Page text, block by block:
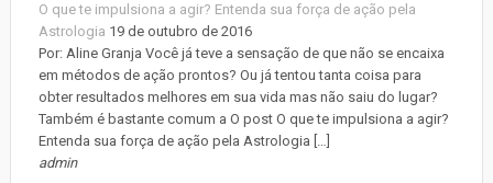
O que te impulsiona a agir? Entenda sua força de ação pela
Astrologia 19 de outubro de 2016
Por: Aline Granja Você já teve a sensação de que não se encaixa
em métodos de ação prontos? Ou já tentou tanta coisa para
obter resultados melhores em sua vida mas não saiu do lugar?
Também é bastante comum a O post O que te impulsiona a agir?
Entenda sua força de ação pela Astrologia […]
admin